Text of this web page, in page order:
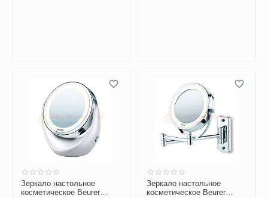
Зеркало настольное
косметическое Beurer
Зеркало настольное
косметическое Beurer